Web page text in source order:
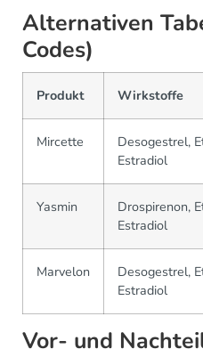
Alternativen
Codes)
Produkt Wirkstoffe
Mircette
Desogestrel,
Estradiol
Yasmin
Drospirenon,
Estradiol
Marvelon
Desogestrel,
Estradiol
Vor- und